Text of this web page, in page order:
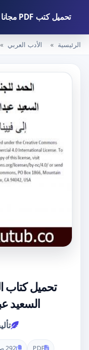
تحميل كتب PDF مجانا – كتب كو
الرئيسية الأدب العربي
السعيد
PDF 292 صفحة